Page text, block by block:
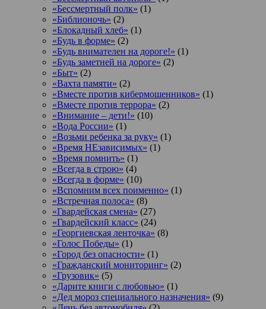
«Бессмертный полк» (1)
«Библионочь» (2)
«Блокадный хлеб» (1)
«Будь в форме» (2)
«Будь внимателен на дороге!» (1)
«Будь заметней на дороге» (2)
«Быт» (2)
«Вахта памяти» (2)
«Вместе против кибермошенников» (1)
«Вместе против террора» (2)
«Внимание – дети!» (10)
«Вода России» (1)
«Возьми ребенка за руку» (1)
«Время НЕзависимых» (1)
«Время помнить» (1)
«Всегда в строю» (4)
«Всегда в форме» (10)
«Вспомним всех поименно» (1)
«Встречная полоса» (8)
«Гвардейская смена» (27)
«Гвардейский класс» (24)
«Георгиевская ленточка» (8)
«Голос Победы» (1)
«Город без опасности» (1)
«Гражданский мониторинг» (2)
«Грузовик» (5)
«Дарите книги с любовью» (1)
«Дед мороз специального назначения» (9)